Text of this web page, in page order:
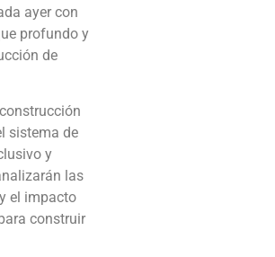
ayer con
profundo y
de
sistema de
y
las
el impacto
construir